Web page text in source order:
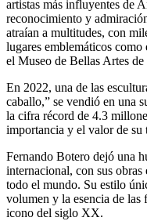
artistas más influyentes de
reconocimiento y
atraían a multitudes, con
lugares emblemáticos
el Museo de Bellas Artes
En 2022, una de las
caballo,” se vendió en una
la cifra récord de 4.3
importancia y el valor de su
Fernando Botero dejó una
internacional, con sus obras
todo el mundo. Su estilo
volumen y la esencia de
icono del siglo XX.